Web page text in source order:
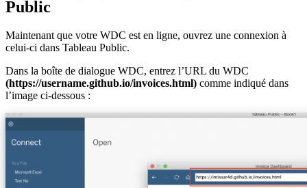
Public
Maintenant que votre WDC est en ligne, ouvrez une connexion à
celui-ci dans Tableau Public.
Dans la boîte de dialogue WDC, entrez l’URL du WDC
(https://username.github.io/invoices.html) comme indiqué dans
l’image ci-dessous :